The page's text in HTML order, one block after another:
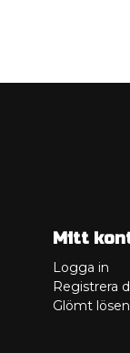
Mitt
Logga in
Registrera
Glömt